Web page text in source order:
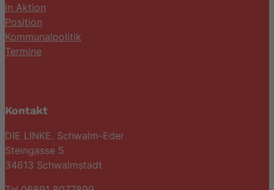
In Aktion
Position
Kommunalpolitik
Termine
Kontakt
DIE LINKE. Schwalm-Eder
Steingasse 5
34613 Schwalmstadt